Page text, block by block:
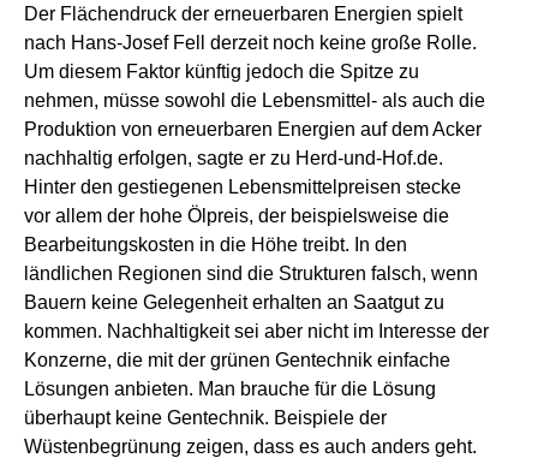
Der Flächendruck der erneuerbaren Energien spielt
nach Hans-Josef Fell derzeit noch keine große Rolle.
Um diesem Faktor künftig jedoch die Spitze zu
nehmen, müsse sowohl die Lebensmittel- als auch die
Produktion von erneuerbaren Energien auf dem Acker
nachhaltig erfolgen, sagte er zu Herd-und-Hof.de.
Hinter den gestiegenen Lebensmittelpreisen stecke
vor allem der hohe Ölpreis, der beispielsweise die
Bearbeitungskosten in die Höhe treibt. In den
ländlichen Regionen sind die Strukturen falsch, wenn
Bauern keine Gelegenheit erhalten an Saatgut zu
kommen. Nachhaltigkeit sei aber nicht im Interesse der
Konzerne, die mit der grünen Gentechnik einfache
Lösungen anbieten. Man brauche für die Lösung
überhaupt keine Gentechnik. Beispiele der
Wüstenbegrünung zeigen, dass es auch anders geht.